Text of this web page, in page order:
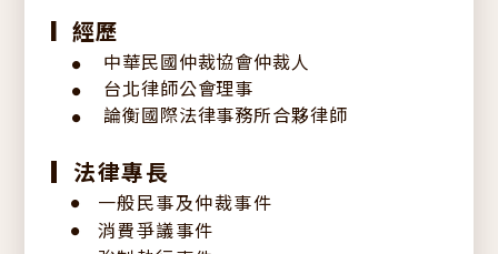
新聞報導
公告訊息
其他
聯絡我們
▎ 經歷
● 中華民國仲裁協會仲裁人
● 台北律師公會理事
● 論衡國際法律事務所合夥律師
法律專長
一般民事及仲裁事件
消費爭議事件